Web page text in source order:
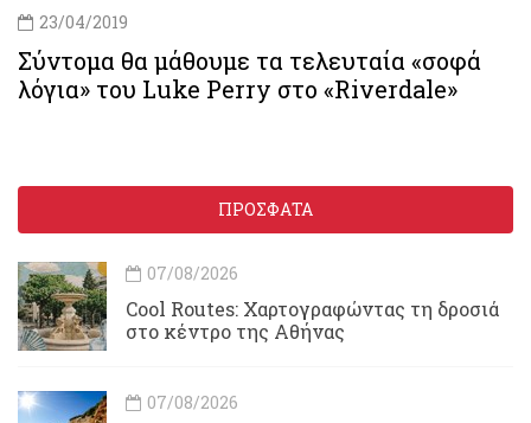
23/04/2019
Σύντομα θα μάθουμε τα τελευταία «σοφά
λόγια» του Luke Perry στο «Riverdale»
ΠΡΟΣΦΑΤΑ
07/08/2026
Cool Routes: Χαρτογραφώντας τη δροσιά
στο κέντρο της Αθήνας
07/08/2026